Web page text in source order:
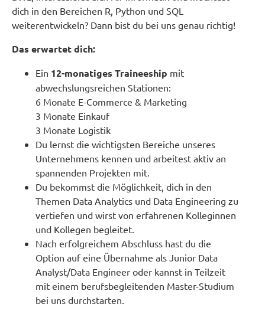
dich in den Bereichen R, Python und SQL
weiterentwickeln? Dann bist du bei uns genau richtig!
Das erwartet dich:
Ein 12-monatiges Traineeship mit
abwechslungsreichen Stationen:
6 Monate E-Commerce & Marketing
3 Monate Einkauf
3 Monate Logistik
Du lernst die wichtigsten Bereiche unseres
Unternehmens kennen und arbeitest aktiv an
spannenden Projekten mit.
Du bekommst die Möglichkeit, dich in den
Themen Data Analytics und Data Engineering zu
vertiefen und wirst von erfahrenen Kolleginnen
und Kollegen begleitet.
Nach erfolgreichem Abschluss hast du die
Option auf eine Übernahme als Junior Data
Analyst/Data Engineer oder kannst in Teilzeit
mit einem berufsbegleitenden Master-Studium
bei uns durchstarten.